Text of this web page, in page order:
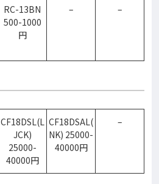
RC-13BN
500-1000
円
– –
CF18DSL(L
JCK)
25000-
40000円
CF18DSAL(
NK) 25000-
40000円
–